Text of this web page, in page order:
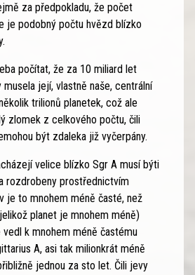
za předpokladu, že počet
je podobný počtu hvězd blízko
počítat, že za 10 miliard let
její, vlastně naše, centrální
trilionů planetek, což ale
zlomek z celkového počtu, čili
být zdaleka již vyčerpány.
velice blízko Sgr A musí býti
rozdrobeny prostřednictvím
je to mnohem méně časté, než
planet je mnohem méně)
k mnohem méně častému
A, asi tak milionkrát méně
jednou za sto let. Čili jevy